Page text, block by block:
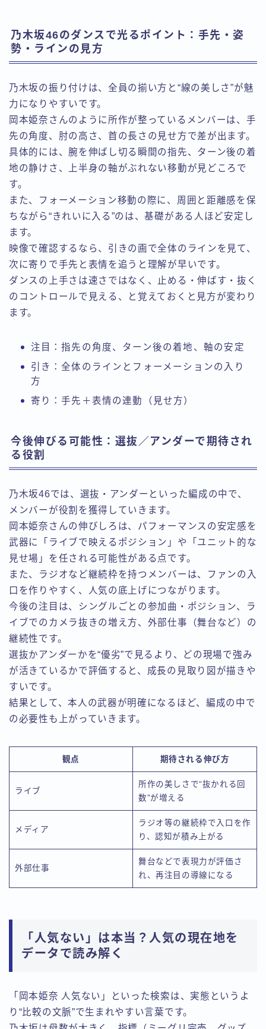
乃木坂46のダンスで光るポイント：手先・姿
勢・ラインの見方
乃木坂の振り付けは、全員の揃い方と“線の美しさ”が魅
力になりやすいです。
岡本姫奈さんのように所作が整っているメンバーは、手
先の角度、肘の高さ、首の長さの見せ方で差が出ます。
具体的には、腕を伸ばし切る瞬間の指先、ターン後の着
地の静けさ、上半身の軸がぶれない移動が見どころで
す。
また、フォーメーション移動の際に、周囲と距離感を保
ちながら“きれいに入る”のは、基礎がある人ほど安定し
ます。
映像で確認するなら、引きの画で全体のラインを見て、
次に寄りで手先と表情を追うと理解が早いです。
ダンスの上手さは速さではなく、止める・伸ばす・抜く
のコントロールで見える、と覚えておくと見方が変わり
ます。
注目：指先の角度、ターン後の着地、軸の安定
引き：全体のラインとフォーメーションの入り
方
寄り：手先＋表情の連動（見せ方）
今後伸びる可能性：選抜／アンダーで期待され
る役割
乃木坂46では、選抜・アンダーといった編成の中で、
メンバーが役割を獲得していきます。
岡本姫奈さんの伸びしろは、パフォーマンスの安定感を
武器に「ライブで映えるポジション」や「ユニット的な
見せ場」を任される可能性がある点です。
また、ラジオなど継続枠を持つメンバーは、ファンの入
口を作りやすく、人気の底上げにつながります。
今後の注目は、シングルごとの参加曲・ポジション、ラ
イブでのカメラ抜きの増え方、外部仕事（舞台など）の
継続性です。
選抜かアンダーかを“優劣”で見るより、どの現場で強み
が活きているかで評価すると、成長の見取り図が描きや
すいです。
結果として、本人の武器が明確になるほど、編成の中で
の必要性も上がっていきます。
観点 期待される伸び方
ライブ
所作の美しさで“抜かれる回
数”が増える
メディア
ラジオ等の継続枠で入口を作
り、認知が積み上がる
外部仕事
舞台などで表現力が評価さ
れ、再注目の導線になる
「人気ない」は本当？人気の現在地を
データで読み解く
「岡本姫奈 人気ない」といった検索は、実態というよ
り“比較の文脈”で生まれやすい言葉です。